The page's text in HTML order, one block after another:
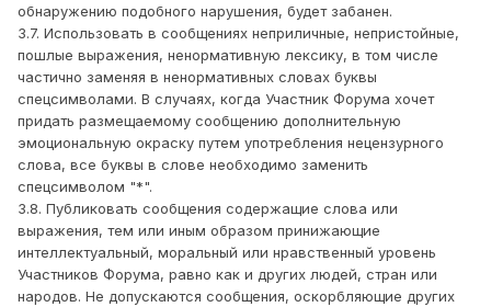
обнаружению подобного нарушения, будет забанен.
3.7. Использовать в сообщениях неприличные, непристойные,
пошлые выражения, ненормативную лексику, в том числе
частично заменяя в ненормативных словах буквы
спецсимволами. В случаях, когда Участник Форума хочет
придать размещаемому сообщению дополнительную
эмоциональную окраску путем употребления нецензурного
слова, все буквы в слове необходимо заменить
спецсимволом "*".
3.8. Публиковать сообщения содержащие слова или
выражения, тем или иным образом принижающие
интеллектуальный, моральный или нравственный уровень
Участников Форума, равно как и других людей, стран или
народов. Не допускаются сообщения, оскорбляющие других